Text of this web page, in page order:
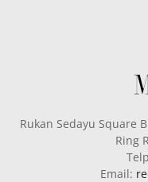
Rukan Sedayu Square
Ring
Email: